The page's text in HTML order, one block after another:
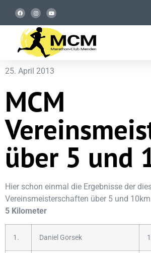
25. April 2013
MCM
über 5 und
Hier schon einmal die Ergebnisse der
Vereinsmeisterschaften über 5 und
5 Kilometer
1. Daniel Gorsek